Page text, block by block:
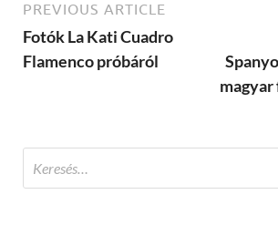
PREVIOUS ARTICLE
Fotók La Kati Cuadro
Flamenco próbáról